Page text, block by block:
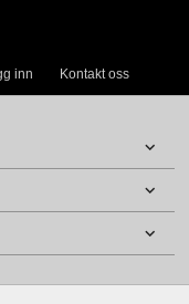
inn Kontakt oss